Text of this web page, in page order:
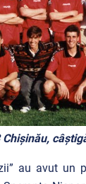
Chișinău,
au avut un